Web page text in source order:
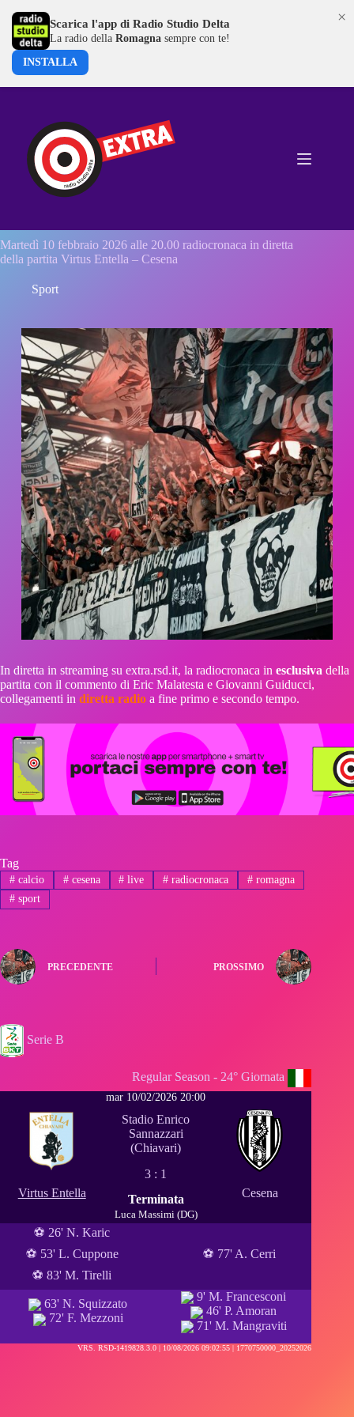
Martedì 10 febbraio 2026 alle 20.00 radiocronaca in diretta
della partita Virtus Entella – Cesena
Sport
In diretta in streaming su extra.rsd.it, la radiocronaca in esclusiva della
partita con il commento di Eric Malatesta e Giovanni Guiducci,
collegamenti in diretta radio a fine primo e secondo tempo.
Tag
#calcio #cesena # live # radiocronaca # romagna
#sport
PRECEDENTE PROSSIMO
Serie B
Regular Season - 24° Giornata
Virtus Entella
mar 10/02/2026 20:00
Stadio Enrico
Sannazzari
(Chiavari)
3 : 1
Terminata
Luca Massimi (DG)
Cesena
⚽ 26' N. Karic
⚽ 53' L. Cuppone
⚽ 83' M. Tirelli
⚽ 77' A. Cerri
63' N. Squizzato
72' F. Mezzoni
9' M. Francesconi
46' P. Amoran
71' M. Mangraviti
VRS. RSD-1419828.3.0 | 10/08/2026 09:02:55 | 1770750000_20252026
×
Scarica l'app di Radio Studio Delta
La radio della Romagna sempre con te!
INSTALLA